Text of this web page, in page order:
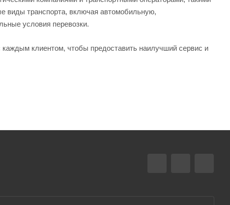
виды транспорта, включая автомобильную,
условия перевозки.
клиентом, чтобы предоставить наилучший сервис и